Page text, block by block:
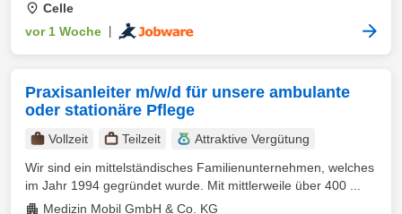
Celle
vor 1 Woche
Praxisanleiter m/w/d für unsere ambulante
oder stationäre Pflege
Vollzeit Teilzeit
Attraktive Vergütung
Wir sind ein mittelständisches Familienunternehmen, welches
im Jahr 1994 gegründet wurde. Mit mittlerweile über 400 ...
Medizin Mobil GmbH & Co. KG